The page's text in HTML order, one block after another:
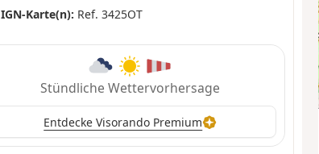
IGN-Karte(n): Ref. 3425OT
Stündliche Wettervorhersage
Entdecke Visorando Premium